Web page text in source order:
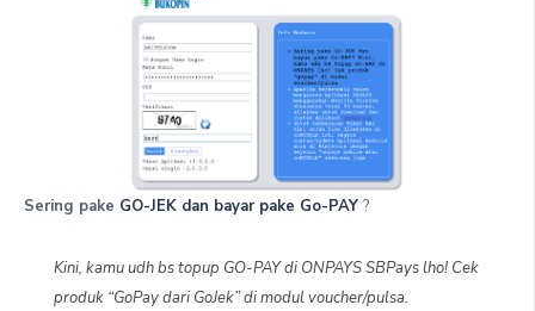
Sering pake GO-JEK dan bayar pake Go-PAY ?
Kini, kamu udh bs topup GO-PAY di ONPAYS SBPays lho! Cek
produk “GoPay dari GoJek” di modul voucher/pulsa.